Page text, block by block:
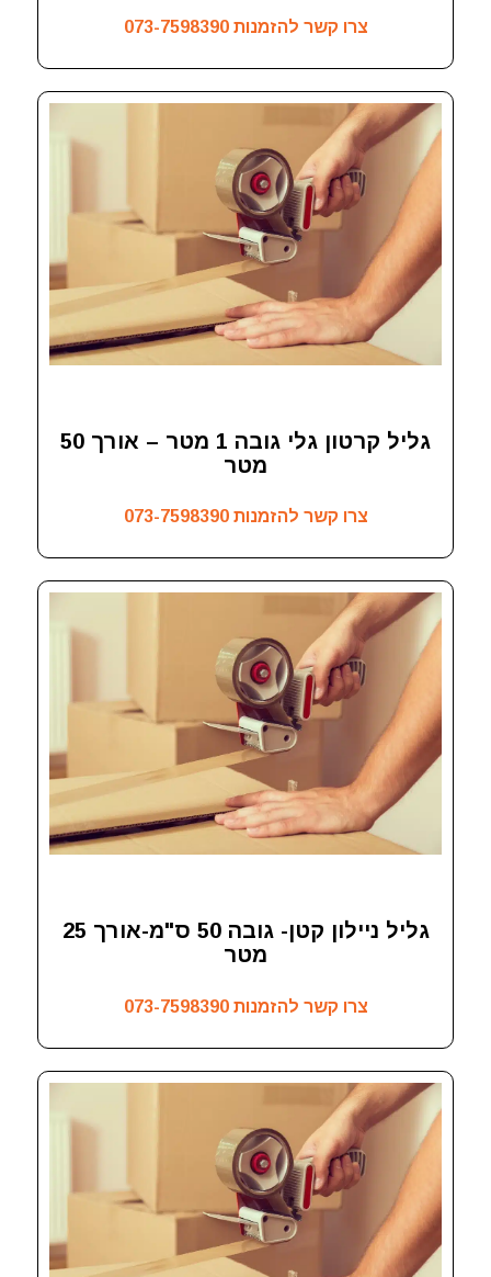
צרו קשר להזמנות073-7598390
גליל קרטון גלי גובה 1 מטר – אורך 50
מטר
צרו קשר להזמנות073-7598390
גליל ניילון קטן- גובה 50 ס"מ-אורך 25
מטר
צרו קשר להזמנות073-7598390